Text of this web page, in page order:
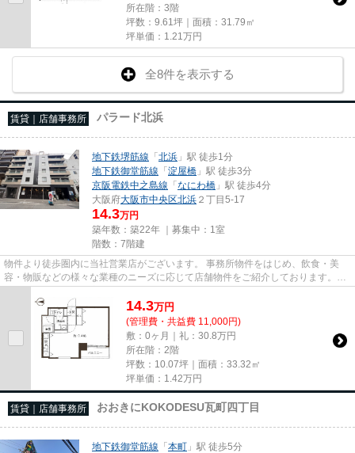
所在階：3階
坪数：9.61坪｜面積：31.79㎡
坪単価： 1.21 万円
全8件を表示する
賃貸｜店舗事務所 パラード北浜
地下鉄堺筋線 「北浜 」駅 徒歩1分
地下鉄御堂筋線 「淀屋橋 」駅 徒歩3分
京阪電鉄中之島線 「なにわ橋 」駅 徒歩4分
大阪府大阪市中央区北浜 ２丁目5-17
14.3万円
築年数：築22年 ｜募集中： 1室
階数：7階建
物件より徒歩圏内に当社営業店がございます。 事務所物件をはじめ、飲食・美
容・物販などの様々な業種のニーズに応じて店舗物件をご紹介しております。
尚、弊社ではおとり広告は一切...
14.3万円
(管理費・共益費 11,000円)
敷：0ヶ月｜礼：30.8万円
所在階：2階
坪数：10.07坪｜面積：33.32㎡
坪単価： 1.42万円
賃貸｜店舗事務所 おおきにKOKODESU瓦町四丁目
地下鉄御堂筋線 「本町 」駅 徒歩5分